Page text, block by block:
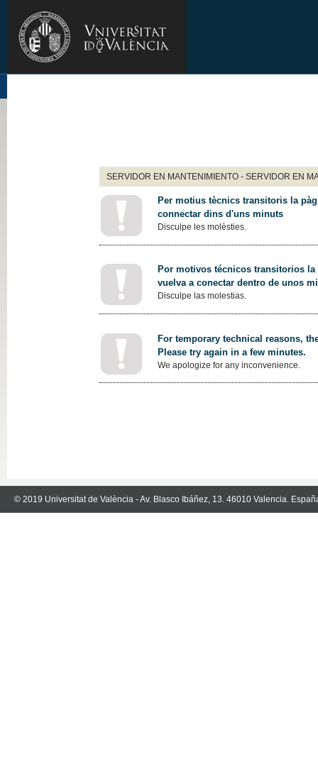
SERVIDOR EN MANTENIMIENTO - SERVIDOR EN
Per motius tècnics transitoris la
connectar dins d'uns minuts
Disculpe les molèsties.
Por motivos técnicos transitorios
vuelva a conectar dentro de unos
Disculpe las molestias.
For temporary technical reasons,
Please try again in a few minutes.
We apologize for any inconvenience.
© 2019 Universitat de València - Av. Blasco Ibáñez, 13. 46010 Valencia.